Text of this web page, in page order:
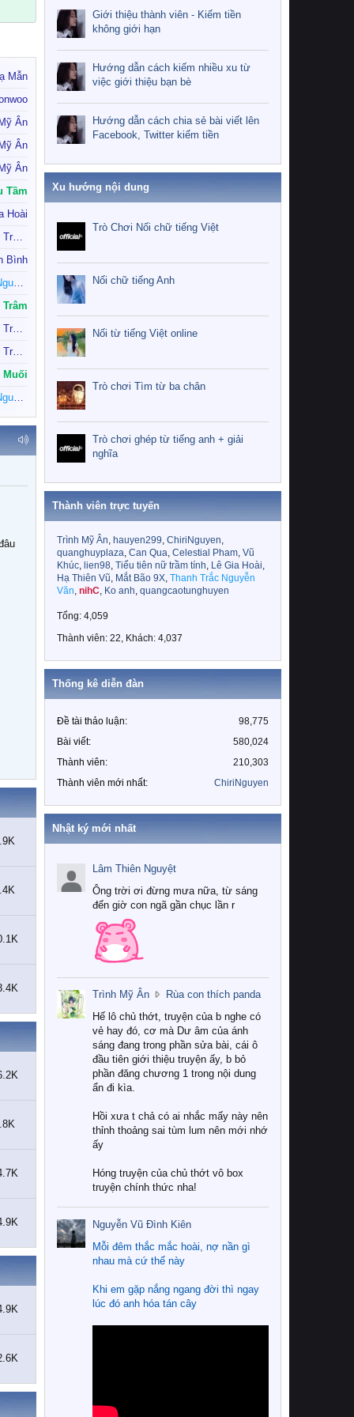
Mẫn
Ân
Ân
Ân
Tầm
Hoài
Tiểu Tiên Nữ Trầm Tính
Bình
Thanh Trắc Nguyễn Văn
Trâm
Tiểu Tiên Nữ Trầm Tính
Tiểu Tiên Nữ Trầm Tính
Muối
Thanh Trắc Nguyễn Văn
Giới thiệu thành viên - Kiếm tiền
không giới hạn
Hướng dẫn cách kiếm nhiều xu từ
việc giới thiệu bạn bè
Hướng dẫn cách chia sẻ bài viết lên
Facebook, Twitter kiếm tiền
Xu hướng nội dung
Trò Chơi Nối chữ tiếng Việt
Nối chữ tiếng Anh
Nối từ tiếng Việt online
Trò chơi Tìm từ ba chân
Trò chơi ghép từ tiếng anh + giải
nghĩa
Thành viên trực tuyến
Trình Mỹ Ân hauyen299 ChiriNguyen
quanghuyplaza Can Qua Celestial Pham Vũ
Khúc
lien98 Tiểu tiên nữ trầm tính
Lê Gia Hoài
Hạ Thiên Vũ
Mắt Bão 9X Thanh Trắc Nguyễn
Văn nihC Ko anh quangcaotunghuyen
Tổng: 4,059
Thành viên: 22, Khách: 4,037
Thống kê diễn đàn
Đề tài thảo luận
98,775
Bài viết
580,024
Thành viên
210,303
Thành viên mới nhất
ChiriNguyen
Nhật ký mới nhất
Lâm Thiên Nguyệt
Ông trời ơi đừng mưa nữa, từ sáng
đến giờ con ngã gần chục lần r
Trình Mỹ Ân Rùa con thích pandaT
ì
w
r
n
Hế lô chủ thớt, truyện của b nghe có
vẻ hay đó, cơ mà Dư âm của ánh
sáng đang trong phần sửa bài, cái ô
đầu tiên giới thiệu truyện ấy, b bỏ
phần đăng chương 1 trong nội dung
ẩn đi kìa.
Hồi xưa t chả có ai nhắc mấy này nên
thỉnh thoảng sai tùm lum nên mới nhớ
ấy
Hóng truyện của chủ thớt vô box
truyện chính thức nha!
Nguyễn Vũ Đình Kiên
Mỗi đêm thắc mắc hoài, nợ nần gì
nhau mà cứ thế này
Khi em gặp nắng ngang đời thì ngay
lúc đó anh hóa tán cây